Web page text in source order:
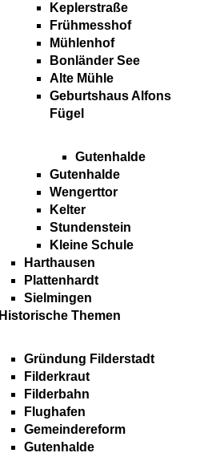
Keplerstraße
Frühmesshof
Mühlenhof
Bonländer See
Alte Mühle
Geburtshaus Alfons
Fügel
Gutenhalde
Gutenhalde
Wengerttor
Kelter
Stundenstein
Kleine Schule
Harthausen
Plattenhardt
Sielmingen
Historische Themen
Gründung Filderstadt
Filderkraut
Filderbahn
Flughafen
Gemeindereform
Gutenhalde